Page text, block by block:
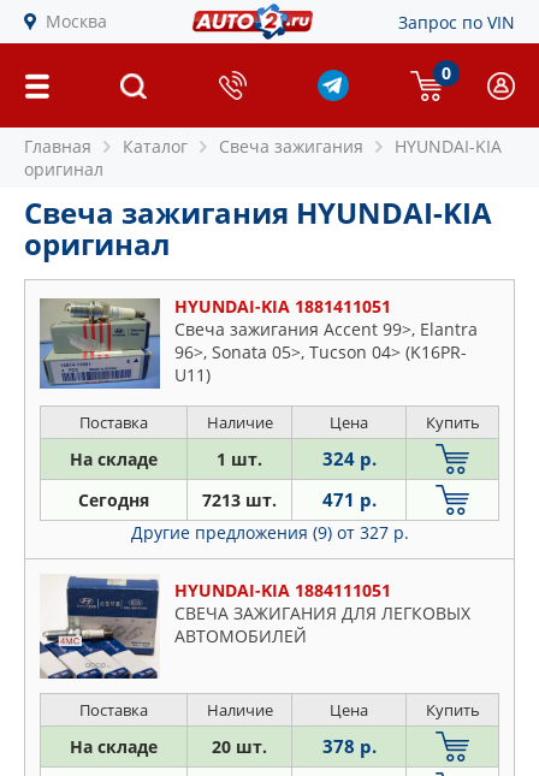
Москва Запрос по VIN
0
Главная Каталог Свеча зажигания
HYUNDAI-KIA
оригинал
Свеча зажигания HYUNDAI-KIA
оригинал
HYUNDAI-KIA 1881411051
Свеча зажигания Accent 99>, Elantra
96>, Sonata 05>, Tucson 04> (K16PR-
U11)
Поставка Наличие Цена Купить
На складе 1 шт. 324 р.
Сегодня 7213 шт. 471 р.
Другие предложения (9) от 327 р.
HYUNDAI-KIA 1884111051
СВЕЧА ЗАЖИГАНИЯ ДЛЯ ЛЕГКОВЫХ
АВТОМОБИЛЕЙ
Поставка Наличие Цена Купить
На складе 20 шт. 378 р.